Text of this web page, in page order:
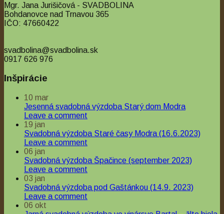
Mgr. Jana Jurišičová - SVADBOLINA
Bohdanovce nad Trnavou 365
IČO: 47660422
svadbolina@svadbolina.sk
0917 626 976
Inšpirácie
10 mar
Jesenná svadobná výzdoba Starý dom Modra
Leave a comment
19 jan
Svadobná výzdoba Staré časy Modra (16.6.2023)
Leave a comment
06 jan
Svadobná výzdoba Špačince (september 2023)
Leave a comment
03 jan
Svadobná výzdoba pod Gaštánkou (14.9. 2023)
Leave a comment
06 okt